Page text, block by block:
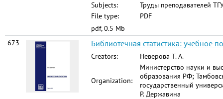
Subjects:
Труды преподавателей
File type:
PDF
pdf, 0.5 Mb
673
Библиотечная статистика: учебное
Creators: Неверова Т. А.
Organization:
Министерство науки и
образования РФ;
государственный
Р. Державина